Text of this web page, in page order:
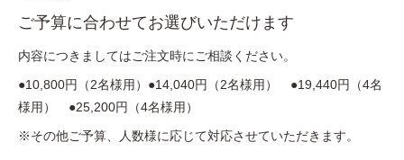
ご予算に合わせてお選びいただけます
内容につきましてはご注文時にご相談ください。
●10,800円（2名様用）●14,040円（2名様用） ●19,440円（4名
様用） ●25,200円（4名様用）
※その他ご予算、人数様に応じて対応させていただきます。